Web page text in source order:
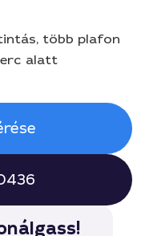
több plafon
alatt